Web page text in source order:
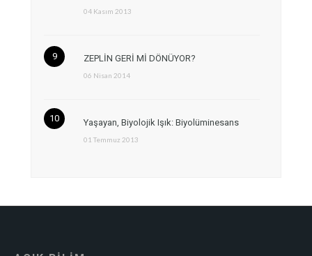
04 Kasım 2013
ZEPLİN GERİ Mİ DÖNÜYOR?
06 Nisan 2014
Yaşayan, Biyolojik Işık: Biyolüminesans
01 Temmuz 2013